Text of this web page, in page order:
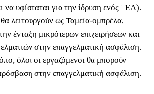
να υφίσταται για την ίδρυση ενός ΤΕΑ).
λειτουργούν ως Ταμεία-ομπρέλα,
ένταξη μικρότερων επιχειρήσεων και
στην επαγγελματική ασφάλιση.
όλοι οι εργαζόμενοι θα μπορούν
στην επαγγελματική ασφάλιση.